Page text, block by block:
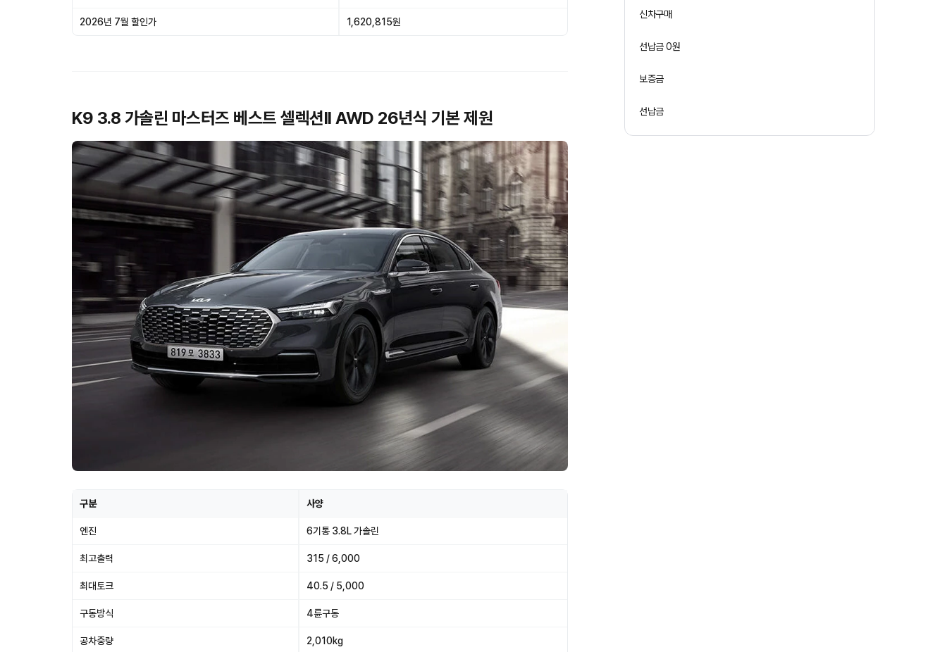
2026년 7월 할인가 1,620,815원
K9 3.8 가솔린 마스터즈 베스트 셀렉션II AWD 26년식 기본 제원
구분 사양
엔진 6기통 3.8L 가솔린
최고출력 315 / 6,000
최대토크 40.5 / 5,000
구동방식 4륜구동
공차중량 2,010kg
신차구매
선납금 0원
보증금
선납금